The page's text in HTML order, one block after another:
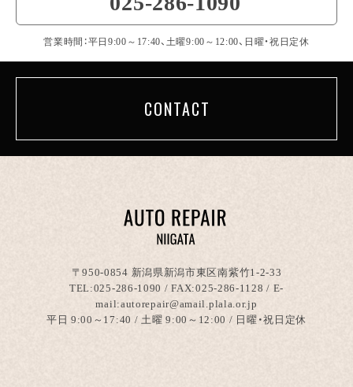
営業時間：平日9:00～17:40、土曜9:00～12:00、日曜・祝日定休
CONTACT
〒950-0854 新潟県新潟市東区南紫竹1-2-33
TEL:025-286-1090 / FAX:025-286-1128 / E-
mail:autorepair@amail.plala.or.jp
平日 9:00～17:40 / 土曜 9:00～12:00 / 日曜・祝日定休